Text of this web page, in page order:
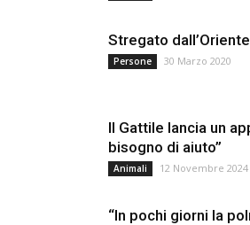
Stregato dall’Oriente
Persone 30 Marzo 2020
Il Gattile lancia un
bisogno di aiuto”
Animali 12 Novembre 2024
“In pochi giorni la